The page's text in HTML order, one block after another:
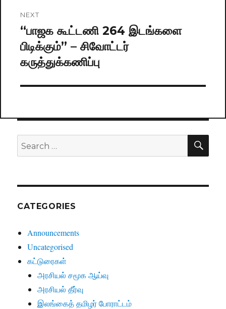
NEXT
Next
post:
“பாஜக கூட்டணி 264 இடங்களை
பிடிக்கும்” – சிவோட்டர்
கருத்துக்கணிப்பு
Search
for:
CATEGORIES
Announcements
Uncategorised
கட்டுரைகள்
அரசியல் சமூக ஆய்வு
அரசியல் தீர்வு
இலங்கைத் தமிழர் போராட்டம்